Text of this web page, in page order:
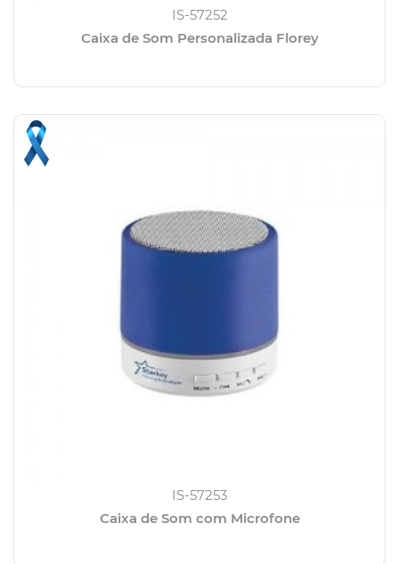
IS-57252
Caixa de Som Personalizada Florey
IS-57253
Caixa de Som com Microfone